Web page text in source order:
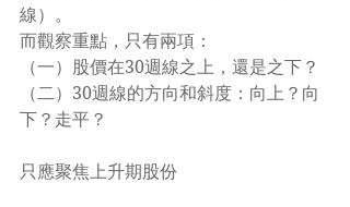
線）。
而觀察重點，只有兩項：
（一）股價在30週線之上，還是之下？
（二）30週線的方向和斜度：向上？向
下？走平？
只應聚焦上升期股份